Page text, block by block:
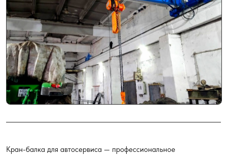
Кран-балка для автосервиса — профессиональное